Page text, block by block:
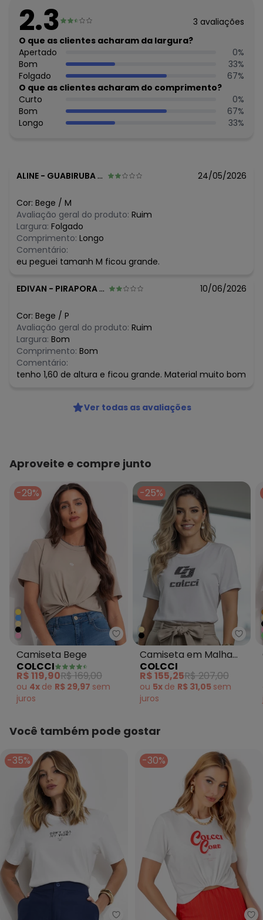
Cinto: Não Acompanha
Decote Frente : Redondo
Decote Costas: Redondo
Fornecedor: AMC TEXTIL LTDA / CNPJ 75.364.570/0007-55
Feito: Brasil
Cuidados para conservação do produto: Temperatura
Máxima De Lavagem 40°C. Processo Normal Não Alvejar
Não Secar Em Tambor Secagem Em Varal À Sombra
Temperatura Máxima Da Base Do Ferro De 150°C Não
Limpar A Seco
algum dia do mês, para o menor tamanho disponível.
agosto/2026
julho/2026
junho/2026
maio/2026
abril/2026
março/2026
R$ 103,8
2.3 3 avaliações
O que as clientes acharam da largura?
Apertado
0%
Bom
33%
Folgado
67%
O que as clientes acharam do comprimento?
Curto
0%
Bom
67%
Longo
33%
ALINE - GUABIRUBA - SC 24/05/2026
Cor: Bege / M
Avaliação geral do produto: Ruim
Largura: Folgado
Comprimento: Longo
Comentário:
eu peguei tamanh M ficou grande.
EDIVAN - PIRAPORA - MG 10/06/2026
Cor: Bege / P
Avaliação geral do produto: Ruim
Largura: Bom
Comprimento: Bom
Comentário:
tenho 1,60 de altura e ficou grande. Material muito bom
Ver todas as avaliações
Aproveite e compre junto
-29%
Colcci - Camiseta Bege
Camiseta Bege
COLCCI
R$ 119,90R$ 169,00
ou 4x de R$ 29,97 sem
juros
-25%
Camiseta em Malha
Off White
COLCCI
R$ 155,25R$ 207,00
ou 5x de R$ 31,05 sem
juros
Você também pode gostar
-35% -30%